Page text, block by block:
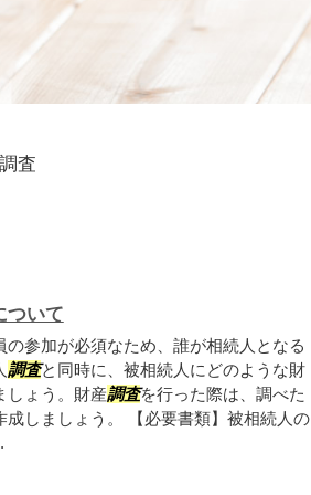
査
ついて
参加が必須なため、誰が相続人となる
調査と同時に、被相続人にどのような財
しょう。財産調査を行った際は、調べた
しましょう。 【必要書類】被相続人の